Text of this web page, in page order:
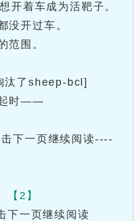
开着车成为活靶子。
没开过车。
范围。
汰了sheep-bcl]
起时——
下一页继续阅读----
【2】
下一页继续阅读